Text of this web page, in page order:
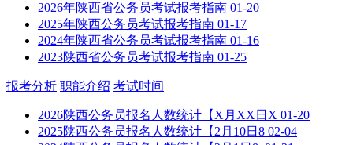
2026年陕西省公务员考试报考指南 01-20
2025年陕西公务员考试报考指南 01-17
2024年陕西省公务员考试报考指南 01-16
2023陕西省公务员考试报考指南 01-25
报考分析 职能介绍 考试时间
2026陕西公务员报名人数统计【X月XX日X 01-20
2025陕西公务员报名人数统计【2月10日8 02-04